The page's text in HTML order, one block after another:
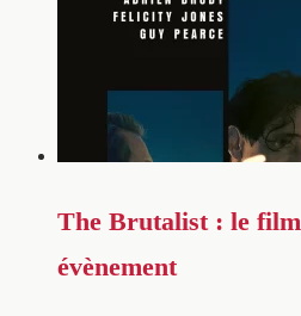
The Brutalist : le film
évènement